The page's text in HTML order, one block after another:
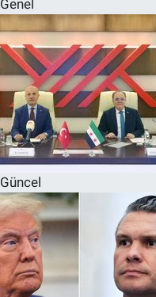
Genel
Güncel
SPOR
RESMİ İLANLAR